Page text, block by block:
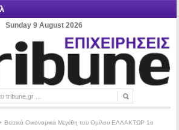
Sunday 9 August 2026
Βασικά Οικονομικά Μεγέθη του Ομίλου ΕΛΛΑΚΤΩΡ 1o